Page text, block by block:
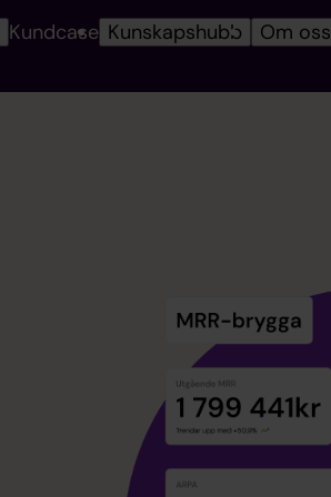
Kundcase Kunskapshubb Om oss